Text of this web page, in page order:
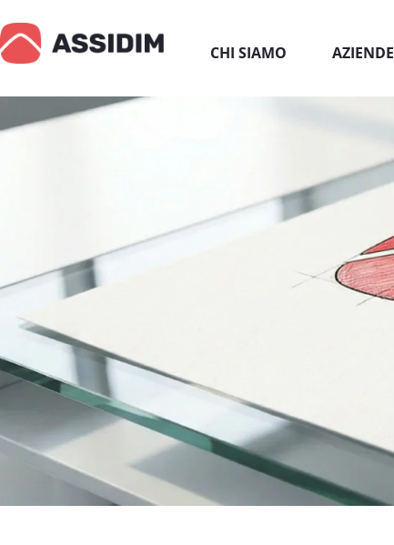
CHI SIAMO AZIENDE